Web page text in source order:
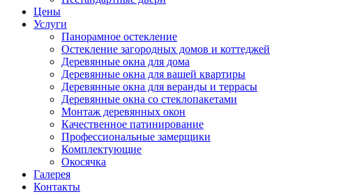
Цены
Услуги
Панорамное остекление
Остекление загородных домов и коттеджей
Деревянные окна для дома
Деревянные окна для вашей квартиры
Деревянные окна для веранды и террасы
Деревянные окна со стеклопакетами
Монтаж деревянных окон
Качественное патинирование
Профессиональные замерщики
Комплектующие
Окосячка
Галерея
Контакты